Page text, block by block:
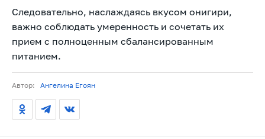
Следовательно, наслаждаясь вкусом онигири,
важно соблюдать умеренность и сочетать их
прием с полноценным сбалансированным
питанием.
Автор: Ангелина Егоян